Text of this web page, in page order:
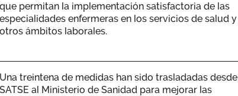
que permitan la implementación satisfactoria de las
especialidades enfermeras en los servicios de salud y
otros ámbitos laborales.
Una treintena de medidas han sido trasladadas desde
SATSE al Ministerio de Sanidad para mejorar las